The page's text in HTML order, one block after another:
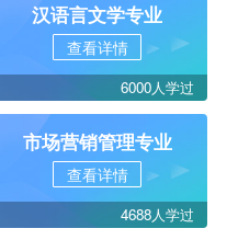
汉语言文学专业
查看详情
6000人学过
市场营销管理专业
查看详情
4688人学过